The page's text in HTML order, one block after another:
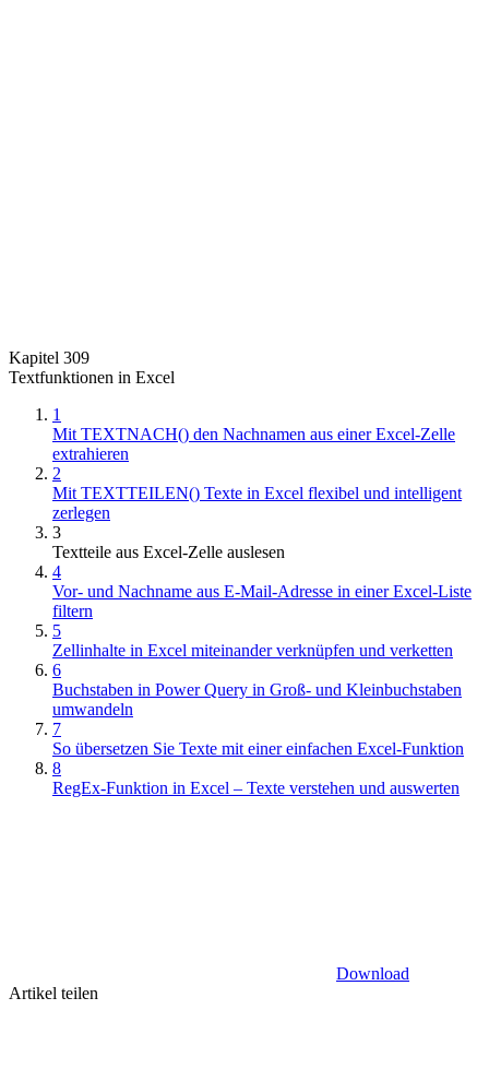
Kapitel 309
Textfunktionen in Excel
1
Mit TEXTNACH() den Nachnamen aus einer Excel-Zelle
extrahieren
2
Mit TEXTTEILEN() Texte in Excel flexibel und intelligent
zerlegen
3
Textteile aus Excel-Zelle auslesen
4
Vor- und Nachname aus E-Mail-Adresse in einer Excel-Liste
filtern
5
Zellinhalte in Excel miteinander verknüpfen und verketten
6
Buchstaben in Power Query in Groß- und Kleinbuchstaben
umwandeln
7
So übersetzen Sie Texte mit einer einfachen Excel-Funktion
8
RegEx-Funktion in Excel – Texte verstehen und auswerten
Download
Artikel teilen